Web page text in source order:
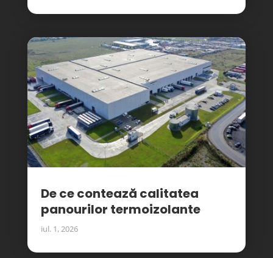
De ce contează calitatea
panourilor termoizolante
iul. 1, 2026